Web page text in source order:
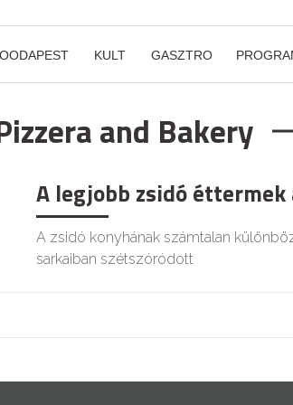
KULT GASZTRO
and Bakery
A legjobb zsidó éttermek
A zsidó konyhának számtalan
sarkaiban szétszóródott